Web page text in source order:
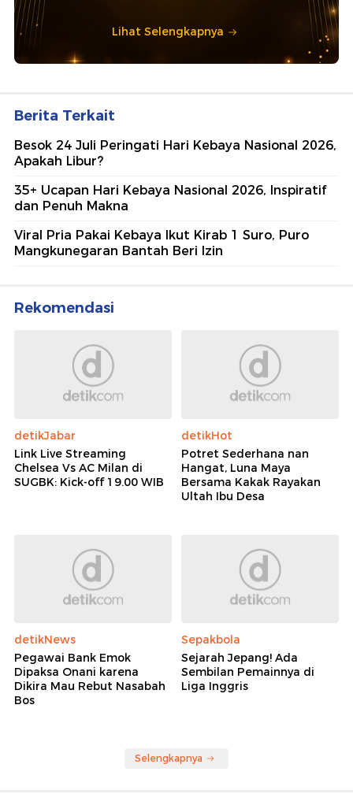
Lihat Selengkapnya
Berita Terkait
Besok 24 Juli Peringati Hari Kebaya Nasional 2026,
Apakah Libur?
35+ Ucapan Hari Kebaya Nasional 2026, Inspiratif
dan Penuh Makna
Viral Pria Pakai Kebaya Ikut Kirab 1 Suro, Puro
Mangkunegaran Bantah Beri Izin
Rekomendasi
detikJabar
Link Live Streaming
Chelsea Vs AC Milan di
SUGBK: Kick-off 19.00 WIB
detikHot
Potret Sederhana nan
Hangat, Luna Maya
Bersama Kakak Rayakan
Ultah Ibu Desa
detikNews
Pegawai Bank Emok
Dipaksa Onani karena
Dikira Mau Rebut Nasabah
Bos
Sepakbola
Sejarah Jepang! Ada
Sembilan Pemainnya di
Liga Inggris
Selengkapnya